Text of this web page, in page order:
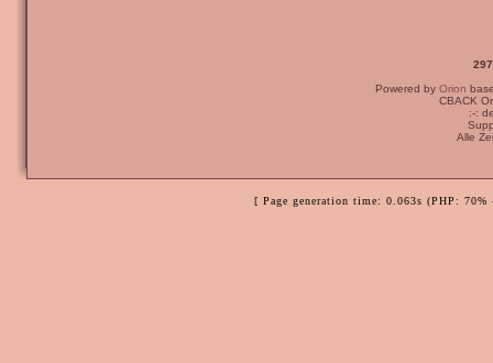
Powered by Orion
CBACK
:-:
Alle
[ Page generation time: 0.063s (PHP: